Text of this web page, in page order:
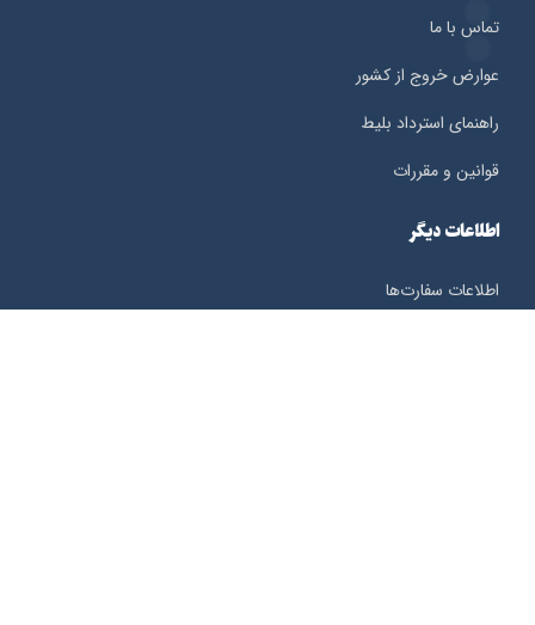
تماس با ما
عوارض خروج از کشور
راهنمای استرداد بلیط
قوانین و مقررات
اطلاعات دیگر
اطلاعات سفارت‌ها